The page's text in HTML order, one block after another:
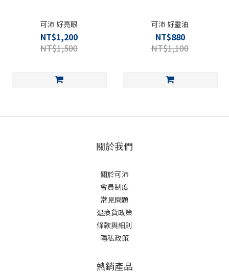
可沛 好亮眼
NT$1,200
NT$1,500
可沛 好靈油
NT$880
NT$1,100
關於我們
關於可沛
會員制度
常見問題
退換貨政策
條款與細則
隱私政策
熱銷產品